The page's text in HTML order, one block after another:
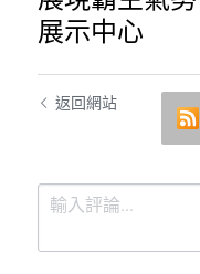
展示中心
返回網站